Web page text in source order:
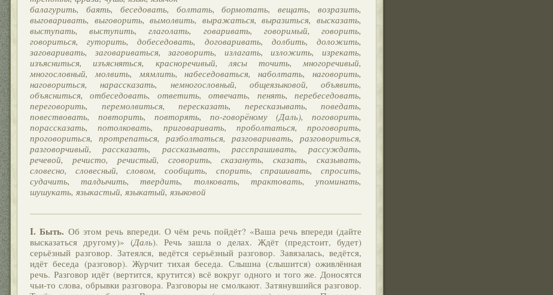
балагурить, баять, беседовать, болтать, бормотать, вещать, возразить,
выговаривать, выговорить, вымолвить, выражаться, выразиться, высказать,
выступать, выступить, глаголать, говаривать, говоримый, говорить,
говориться, гуторить, добеседовать, договаривать, долбить, доложить,
заговаривать, заговариваться, заговорить, излагать, изложить, изрекать,
изъясниться, изъясняться, красноречивый, лясы точить, многоречивый,
многословный, молвить, мямлить, набеседоваться, наболтать, наговорить,
наговориться, нарассказать, немногословный, общеязыковой, объявить,
объясниться, отбеседовать, ответить, отвечать, пенять, перебеседовать,
переговорить, перемолвиться, пересказать, пересказывать, поведать,
повествовать, повторить, повторять, по-говорёному (Даль), поговорить,
порассказать, потолковать, приговаривать, проболтаться, проговорить,
проговориться, протрепаться, разболтаться, разговаривать, разговориться,
разговорчивый, рассказать, рассказывать, расспрашивать, рассуждать,
речевой, речисто, речистый, сговорить, сказануть, сказать, сказывать,
словесно, словесный, словом, сообщить, спорить, спрашивать, спросить,
судачить, талдычить, твердить, толковать, трактовать, упоминать,
шушукать, языкастый, языкатый, языковой
I. Быть. Об этом речь впереди. О чём речь пойдёт? «Ваша речь впереди (дайте
высказаться другому)» (Даль). Речь зашла о делах. Ждёт (предстоит, будет)
серьёзный разговор. Затеялся, ведётся серьёзный разговор. Завязалась, ведётся,
идёт беседа (разговор). Журчит тихая беседа. Слышна (слышится) оживлённая
речь. Разговор идёт (вертится, крутится) всё вокруг одного и того же. Доносятся
чьи-то слова, обрывки разговора. Разговоры не смолкают. Затянувшийся разговор.